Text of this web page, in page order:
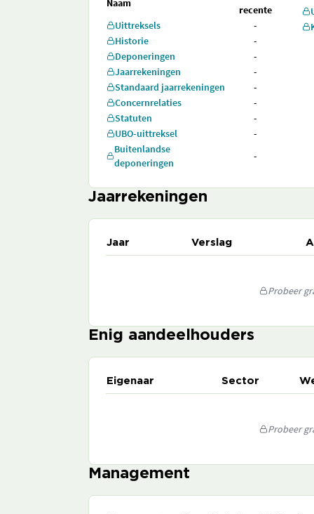
Naam
recente
Uittreksels
-
Historie
-
Deponeringen
-
Jaarrekeningen
-
Standaard jaarrekeningen
-
Concernrelaties
-
Statuten
-
UBO-uittreksel
-
Buitenlandse
deponeringen
-
Jaarrekeningen
Jaar Verslag
Probeer
Enig aandeelhouders
Eigenaar Sector
Probeer
Management